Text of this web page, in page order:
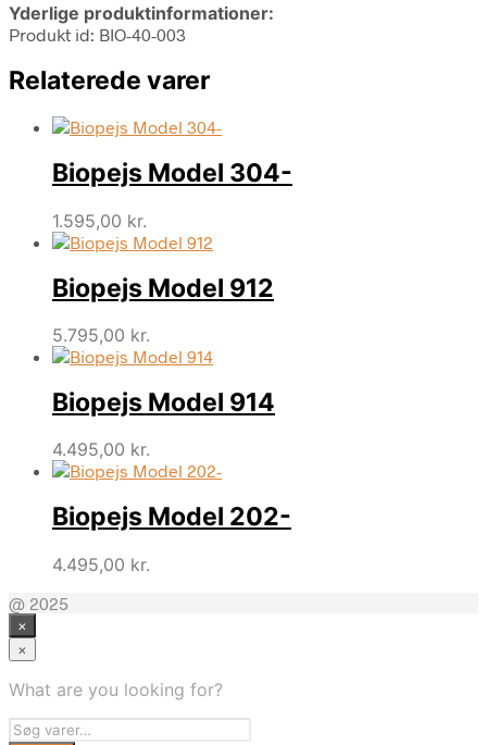
Yderlige produktinformationer:
Produkt id: BIO-40-003
Relaterede varer
Biopejs Model 304-
1.595,00 kr.
Biopejs Model 912
5.795,00 kr.
Biopejs Model 914
4.495,00 kr.
Biopejs Model 202-
4.495,00 kr.
@ 2025
×
×
What are you looking for?